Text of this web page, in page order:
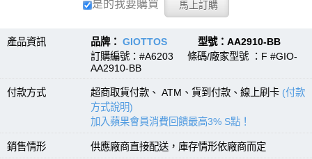
是的我要購買
產品資訊 品牌： GIOTTOS 型號：AA2910-BB
訂購編號：#A6203 條碼/廠家型號 ：F #GIO-
AA2910-BB
付款方式 超商取貨付款、 ATM、貨到付款、線上刷卡 (付款
方式說明)
加入蘋果會員消費回饋最高3% S點！
銷售情形 供應廠商直接配送，庫存情形依廠商而定